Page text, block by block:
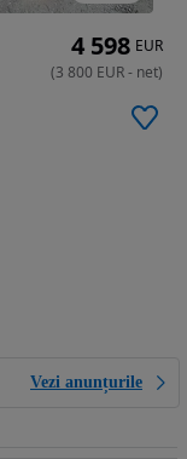
Vezi anunțurile
4 598 EUR
(3 800 EUR- net)